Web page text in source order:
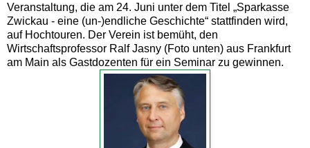
Veranstaltung, die am 24. Juni unter dem Titel „Sparkasse
Zwickau - eine (un-)endliche Geschichte“ stattfinden wird,
auf Hochtouren. Der Verein ist bemüht, den
Wirtschaftsprofessor Ralf Jasny (Foto unten) aus Frankfurt
am Main als Gastdozenten für ein Seminar zu gewinnen.